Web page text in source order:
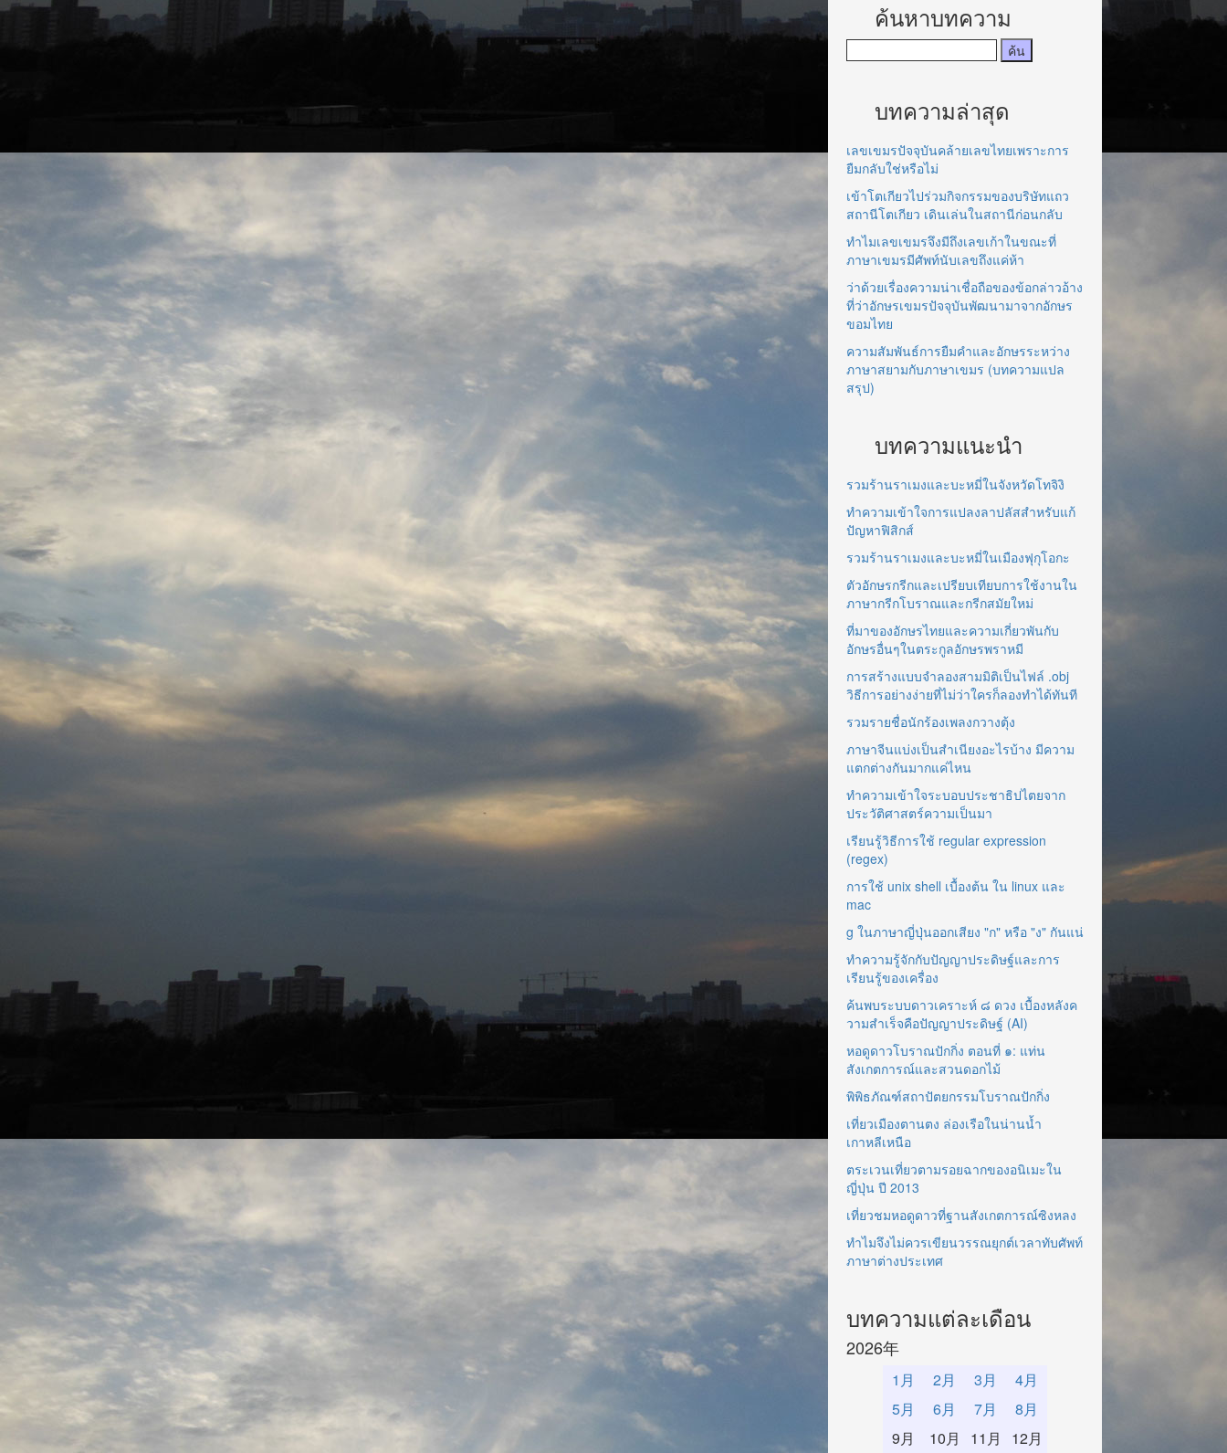
ค้นหาบทความ
บทความล่าสุด
เลขเขมรปัจจุบันคล้ายเลขไทยเพราะการ
ยืมกลับใช่หรือไม่
เข้าโตเกียวไปร่วมกิจกรรมของบริษัทแถว
สถานีโตเกียว เดินเล่นในสถานีก่อนกลับ
ทำไมเลขเขมรจึงมีถึงเลขเก้าในขณะที่
ภาษาเขมรมีศัพท์นับเลขถึงแค่ห้า
ว่าด้วยเรื่องความน่าเชื่อถือของข้อกล่าวอ้าง
ที่ว่าอักษรเขมรปัจจุบันพัฒนามาจากอักษร
ขอมไทย
ความสัมพันธ์การยืมคำและอักษรระหว่าง
ภาษาสยามกับภาษาเขมร (บทความแปล
สรุป)
บทความแนะนำ
รวมร้านราเมงและบะหมี่ในจังหวัดโทจิงิ
ทำความเข้าใจการแปลงลาปลัสสำหรับแก้
ปัญหาฟิสิกส์
รวมร้านราเมงและบะหมี่ในเมืองฟุกุโอกะ
ตัวอักษรกรีกและเปรียบเทียบการใช้งานใน
ภาษากรีกโบราณและกรีกสมัยใหม่
ที่มาของอักษรไทยและความเกี่ยวพันกับ
อักษรอื่นๆในตระกูลอักษรพราหมี
การสร้างแบบจำลองสามมิติเป็นไฟล์ .obj
วิธีการอย่างง่ายที่ไม่ว่าใครก็ลองทำได้ทันที
รวมรายชื่อนักร้องเพลงกวางตุ้ง
ภาษาจีนแบ่งเป็นสำเนียงอะไรบ้าง มีความ
แตกต่างกันมากแค่ไหน
ทำความเข้าใจระบอบประชาธิปไตยจาก
ประวัติศาสตร์ความเป็นมา
เรียนรู้วิธีการใช้ regular expression
(regex)
การใช้ unix shell เบื้องต้น ใน linux และ
mac
g ในภาษาญี่ปุ่นออกเสียง "ก" หรือ "ง" กันแน่
ทำความรู้จักกับปัญญาประดิษฐ์และการ
เรียนรู้ของเครื่อง
ค้นพบระบบดาวเคราะห์ ๘ ดวง เบื้องหลังค
วามสำเร็จคือปัญญาประดิษฐ์ (AI)
หอดูดาวโบราณปักกิ่ง ตอนที่ ๑: แท่น
สังเกตการณ์และสวนดอกไม้
พิพิธภัณฑ์สถาปัตยกรรมโบราณปักกิ่ง
เที่ยวเมืองตานตง ล่องเรือในน่านน้ำ
เกาหลีเหนือ
ตระเวนเที่ยวตามรอยฉากของอนิเมะใน
ญี่ปุ่น ปี 2013
เที่ยวชมหอดูดาวที่ฐานสังเกตการณ์ซิงหลง
ทำไมจึงไม่ควรเขียนวรรณยุกต์เวลาทับศัพท์
ภาษาต่างประเทศ
บทความแต่ละเดือน
2026年
1月 2月 3月
4月
5月
6月 7月
8月
9月
10月 11月 12月